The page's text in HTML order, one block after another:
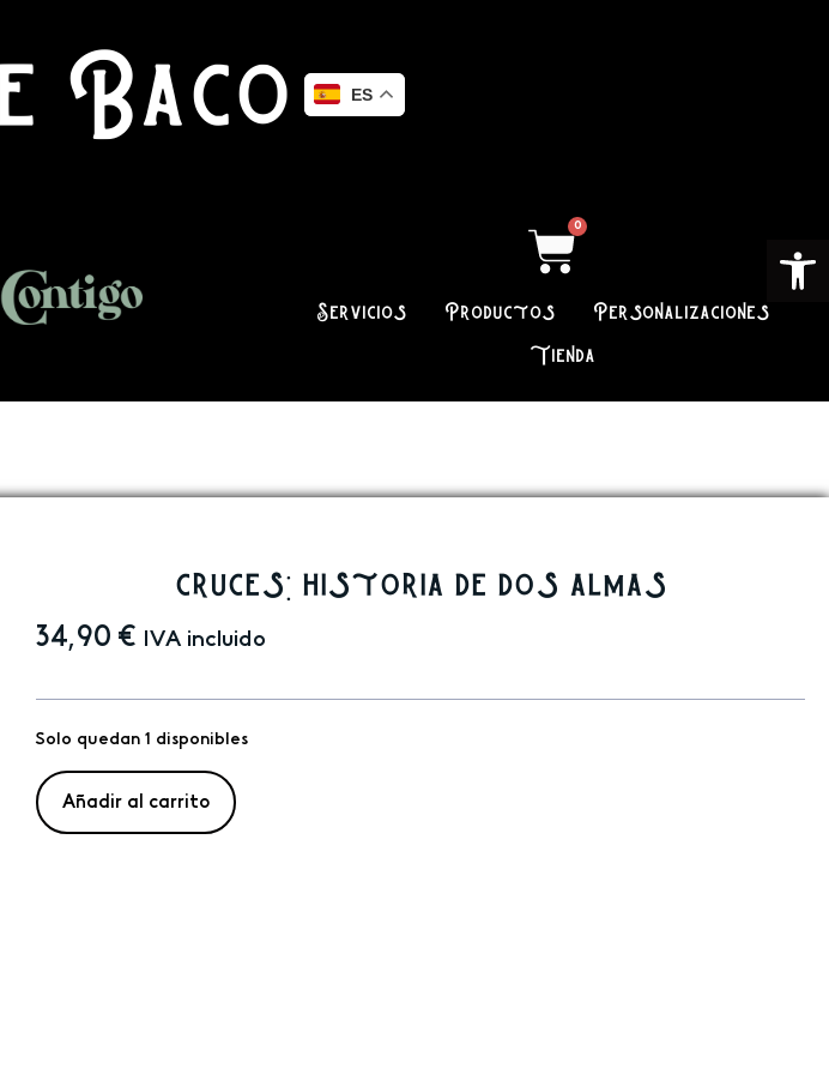
Baco ES
0
Servicios Productos Personalizaciones
Tienda
cruces: historia de dos almas
34,90 € IVA incluido
Solo quedan 1 disponibles
Añadir al carrito